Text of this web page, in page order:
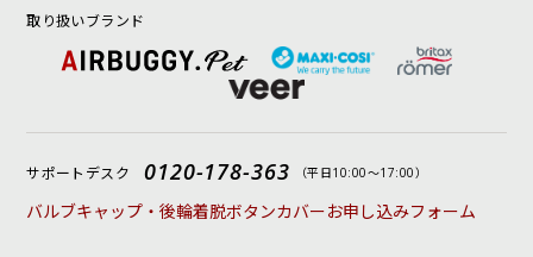
取り扱いブランド
サポートデスク 0120-178-363 （平日10:00〜17:00）
バルブキャップ・後輪着脱ボタンカバーお申し込みフォーム